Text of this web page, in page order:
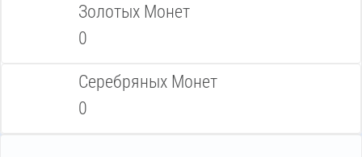
Золотых Монет
0
Серебряных Монет
0